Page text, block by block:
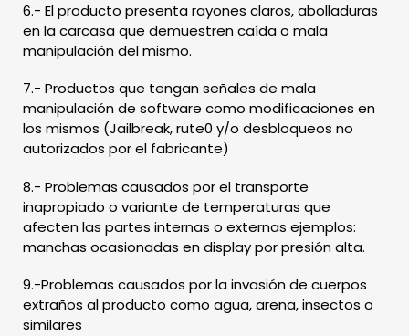
6.- El producto presenta rayones claros, abolladuras
en la carcasa que demuestren caída o mala
manipulación del mismo.
7.- Productos que tengan señales de mala
manipulación de software como modificaciones en
los mismos (Jailbreak, rute0 y/o desbloqueos no
autorizados por el fabricante)
8.- Problemas causados por el transporte
inapropiado o variante de temperaturas que
afecten las partes internas o externas ejemplos:
manchas ocasionadas en display por presión alta.
9.-Problemas causados por la invasión de cuerpos
extraños al producto como agua, arena, insectos o
similares